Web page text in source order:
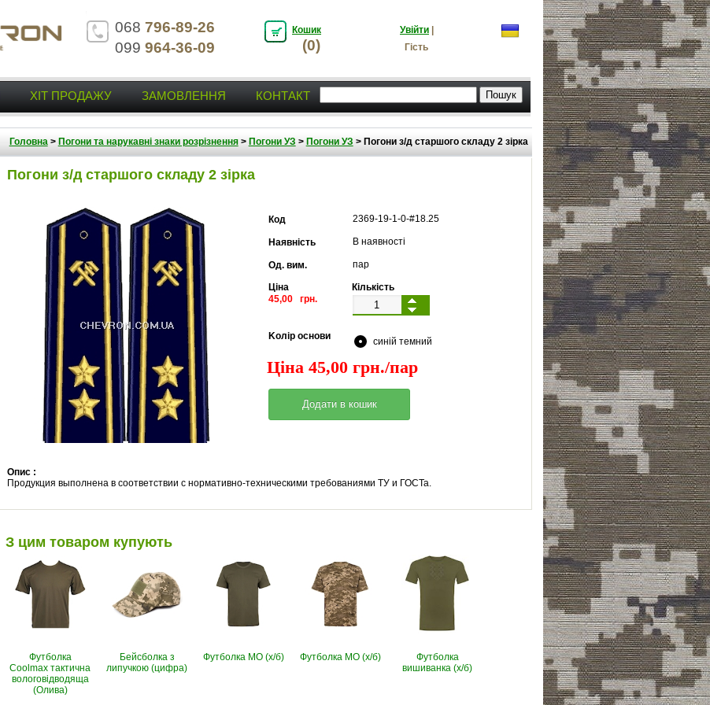
068 796-89-26
099 964-36-09
Кошик
(0)
Увійти
Гість
ХІТ ПРОДАЖУ ЗАМОВЛЕННЯ КОНТАКТ
Головна> Погони та нарукавні знаки розрізнення> Погони УЗ > Погони УЗ > Погони з/д старшого складу 2 зірка
Погони з/д старшого складу 2 зірка
Код 2369-19-1-0-#18.25
Наявність В наявності
Од. вим. пар
Ціна
45,00 грн.
Кількість
Kолір основи
синій темний
Ціна 45,00 грн./пар
Опис :
Продукция выполнена в соответствии с нормативно-техническими требованиями ТУ и ГОСТа.​
З цим товаром купують
Футболка
Coolmax тактична
вологовiдводяща
(Олива)
Бейсболка з
липучкою (цифра)
Футболка МО (х/б) Футболка МО (х/б)
Футболка
вишиванка (х/б)